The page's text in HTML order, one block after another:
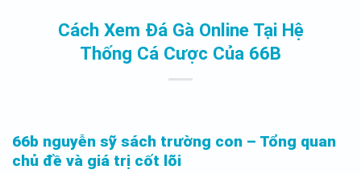
Cách Xem Đá Gà Online Tại Hệ
Thống Cá Cược Của 66B
66b nguyễn sỹ sách trường con – Tổng quan
chủ đề và giá trị cốt lõi